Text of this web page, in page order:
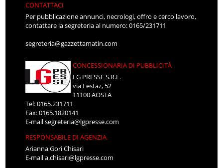
CONTATTACI
Per pubblicazione annunci, necrologi, offro e cerco lavoro,
contattare la segreteria al numero: 0165/231711
segreteria@gazzettamatin.com
CONCESSIONARIA DI PUBBLICITÀ
LG PRESSE S.R.L.
via Festaz, 52
11100 AOSTA
Tel: 0165.231711
Fax: 0165.1820141
E-mailsegreteria@lgpresse.com
RESPONSABILE DI AGENZIA
Arianna Gori Chisari
E-maila.chisari@lgpresse.com